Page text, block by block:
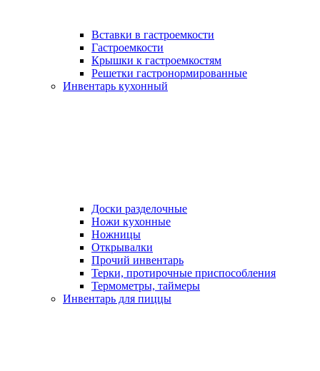
Вставки в гастроемкости
Гастроемкости
Крышки к гастроемкостям
Решетки гастронормированные
Инвентарь кухонный
Доски разделочные
Ножи кухонные
Ножницы
Открывалки
Прочий инвентарь
Терки, протирочные приспособления
Термометры, таймеры
Инвентарь для пиццы